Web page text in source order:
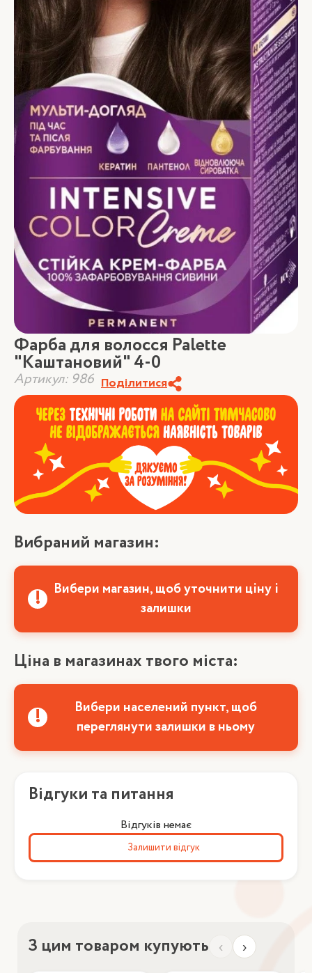
Фарба для волосся Palette
"Каштановий" 4-0
Артикул: 986 Поділитися
Вибраний магазин:
Вибери магазин, щоб уточнити ціну і
залишки
Ціна в магазинах твого міста:
Вибери населений пункт, щоб
переглянути залишки в ньому
Відгуки та питання
Відгуків немає
Залишити відгук
З цим товаром купують ‹ ›